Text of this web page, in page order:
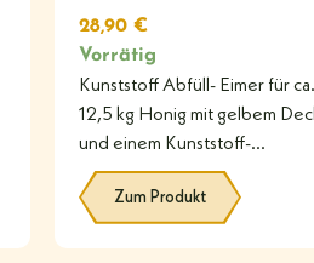
28,90 €
Vorrätig
Kunststoff Abfüll- Eimer für ca.
12,5 kg Honig mit gelbem
und einem Kunststoff-
Quetschhahn.
Zum Produkt